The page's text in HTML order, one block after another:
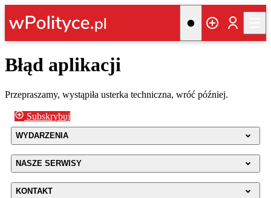
Błąd aplikacji
Przepraszamy, wystąpiła usterka techniczna, wróć później.
Subskrybuj
WYDARZENIA
NASZE SERWISY
KONTAKT